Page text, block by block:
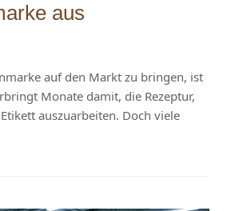
aus
auf den Markt zu bringen, ist
Monate damit, die Rezeptur,
auszuarbeiten. Doch viele